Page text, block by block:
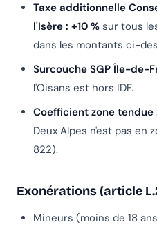
Taxe additionnelle
l'Isère : +10 % sur tous
dans les montants ci-
Surcouche SGP Île-de-
l'Oisans est hors IDF.
Coefficient zone
Deux Alpes n'est pas
822).
Exonérations (article
Mineurs (moins de 18